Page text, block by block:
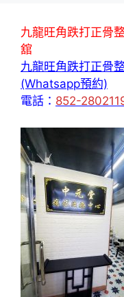
九龍旺角跌打正骨
舘
九龍旺角跌打正骨
(Whatsapp預約)
電話： 852-